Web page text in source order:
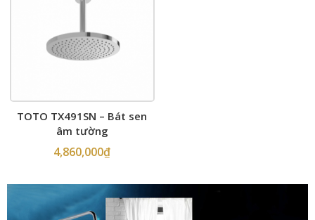
TOTO TX491SN – Bát sen
âm tường
4,860,000₫